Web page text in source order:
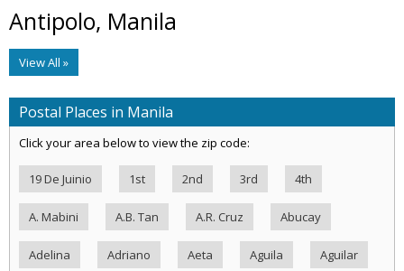
Antipolo, Manila
View All »
Postal Places in Manila
Click your area below to view the zip code:
19 De Juinio 1st 2nd 3rd 4th
A. Mabini A.B. Tan A.R. Cruz Abucay
Adelina Adriano Aeta Aguila Aguilar